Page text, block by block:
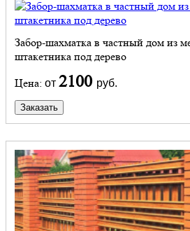
Забор-шахматка в частный дом из
штакетника под дерево
Цена: от 2100 руб.
Заказать